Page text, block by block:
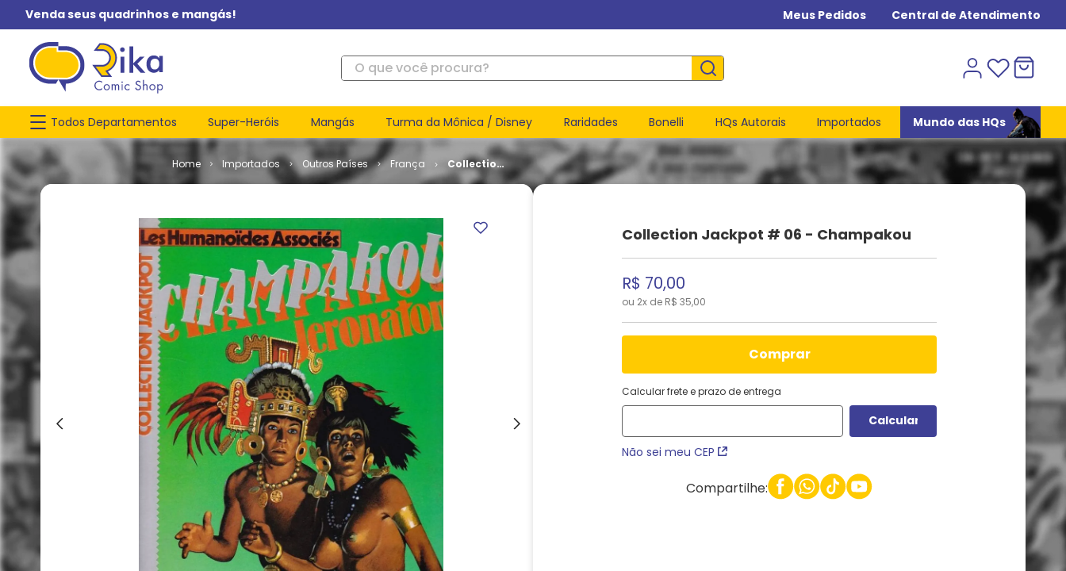
Venda seus quadrinhos e mangás! Meus Pedidos Central de Atendimento
O que você procura?
Todos Departamentos Super-Heróis Mangás Turma da Mônica / Disney Raridades Bonelli HQs Autorais Importados Mundo das HQs
Importados Outros Países França
Collection
Jackpot #
Collection Jackpot # 06 - Champakou
R$ 70,00
ou 2x de R$ 35,00
comprar
Calcular frete e prazo de entrega
Não sei meu CEP
Compartilhe: